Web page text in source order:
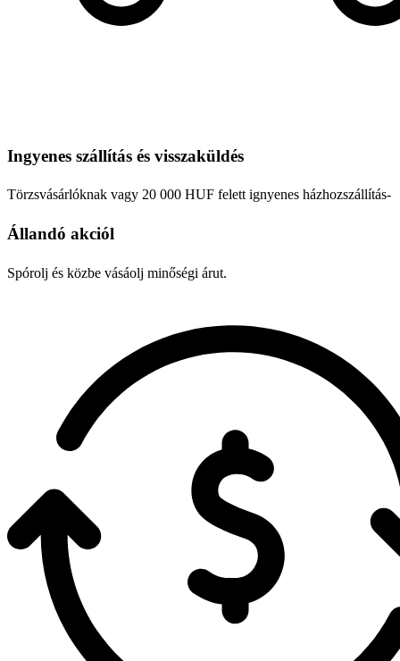
Ingyenes szállítás és visszaküldés
Törzsvásárlóknak vagy 20 000 HUF felett ignyenes házhozszállítás-
Állandó akciól
Spórolj és közbe vásáolj minőségi árut.